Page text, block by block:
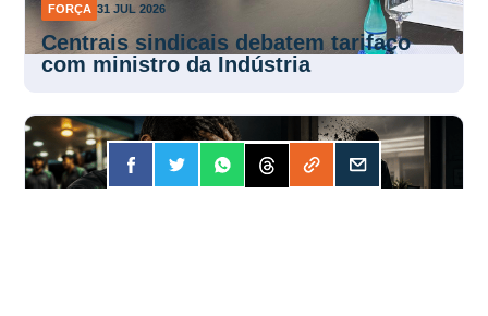
FORÇA 31 JUL 2026
Centrais sindicais debatem tarifaço
com ministro da Indústria